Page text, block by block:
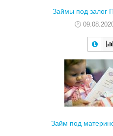
Займы под залог
Займ под